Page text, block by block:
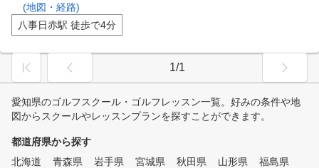
(地図・経路)
八事日赤駅 徒歩で4分
1/1
愛知県のゴルフスクール・ゴルフレッスン一覧。好みの条件や地
図からスクールやレッスンプランを探すことができます。
都道府県から探す
北海道
青森県 岩手県 宮城県 秋田県 山形県
福島県